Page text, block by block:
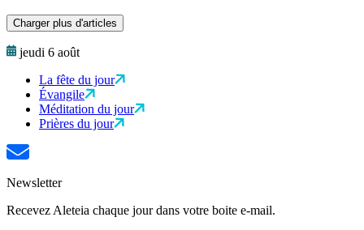
Charger plus d'articles
jeudi 6 août
La fête du jour
Évangile
Méditation du jour
Prières du jour
Newsletter
Recevez Aleteia chaque jour dans votre boite e-mail.